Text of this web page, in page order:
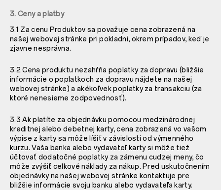
3. Ceny a platby
3.1 Za cenu Produktov sa považuje cena zobrazená na
našej webovej stránke pri pokladni, okrem prípadov, keď je
zjavne nesprávna.
3.2 Cena produktu nezahŕňa poplatky za dopravu (bližšie
informácie o poplatkoch za dopravu nájdete na našej
webovej stránke) a akékoľvek poplatky za transakciu (za
ktoré nenesieme zodpovednosť).
3.3 Ak platíte za objednávku pomocou medzinárodnej
kreditnej alebo debetnej karty, cena zobrazená vo vašom
výpise z karty sa môže líšiť v závislosti od výmenného
kurzu. Vaša banka alebo vydavateľ karty si môže tiež
účtovať dodatočné poplatky za zámenu cudzej meny, čo
môže zvýšiť celkové náklady za nákup. Pred uskutočnením
objednávky na našej webovej stránke kontaktuje pre
bližšie informácie svoju banku alebo vydavateľa karty.